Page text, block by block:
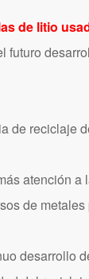
de litio
reciclaje
atención a
de
desarrollo